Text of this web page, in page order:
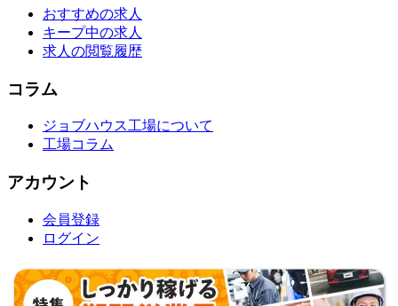
おすすめの求人
キープ中の求人
求人の閲覧履歴
コラム
ジョブハウス工場について
工場コラム
アカウント
会員登録
ログイン